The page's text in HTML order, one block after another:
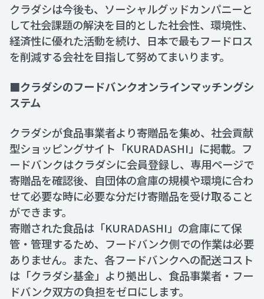
クラダシは今後も、ソーシャルグッドカンパニーと
して社会課題の解決を目的とした社会性、環境性、
経済性に優れた活動を続け、日本で最もフードロス
を削減する会社を目指して努めてまいります。
■クラダシのフードバンクオンラインマッチングシ
ステム
クラダシが食品事業者より寄贈品を集め、社会貢献
型ショッピングサイト「KURADASHI」に掲載。フ
ードバンクはクラダシに会員登録し、専用ページで
寄贈品を確認後、自団体の倉庫の規模や環境に合わ
せて必要な時に必要な分だけ寄贈品を受け取ること
ができます。
寄贈された食品は「KURADASHI」の倉庫にて保
管・管理するため、フードバンク側での作業は必要
ありません。また、各フードバンクへの配送コスト
は「クラダシ基金」より拠出し、食品事業者・フー
ドバンク双方の負担をゼロにします。